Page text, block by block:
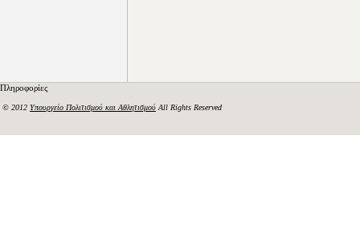
Πληροφορίες
© 2012 Υπουργείο Πολιτισμού και Αθλητισμού All Rights Reserved